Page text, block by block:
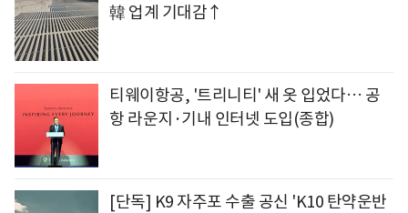
韓 업계 기대감↑
티웨이항공, '트리니티' 새 옷 입었다… 공
항 라운지·기내 인터넷 도입(종합)
[단독] K9 자주포 수출 공신 'K10 탄약운반